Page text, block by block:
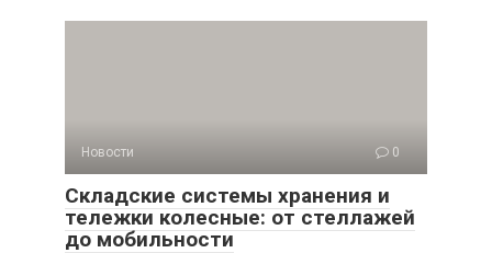
Новости 0
Складские системы хранения и
тележки колесные: от стеллажей
до мобильности